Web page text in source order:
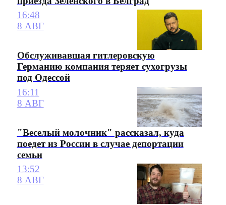
16:48
8 АВГ
Обслуживавшая гитлеровскую
Германию компания теряет сухогрузы
под Одессой
16:11
8 АВГ
"Веселый молочник" рассказал, куда
поедет из России в случае депортации
семьи
13:52
8 АВГ